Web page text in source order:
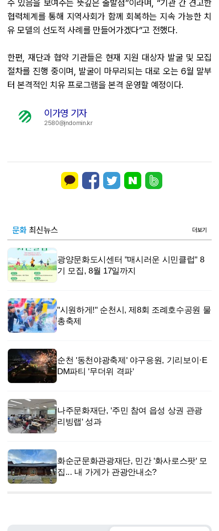
수 있음을 보여주는 뜻깊은 출발점”이라며, “기관 간 견고한
협력체계를 통해 지역사회가 함께 회복하는 지속 가능한 치
유 모델의 선도적 사례를 만들어가겠다”고 전했다.
한편, 재단과 협약 기관들은 현재 지원 대상자 발굴 및 모집
절차를 진행 중이며, 발굴이 마무리되는 대로 오는 6월 말부
터 본격적인 치유 프로그램을 본격 운영할 예정이다.
이가영 기자
2580@jndomin.kr
문화 최신뉴스 더보기
광양문화도시센터 "매시러운 시민클럽" 8
기 모집, 8월 17일까지
"시원하게!" 순천시, 제8회 조례호수공원 물
총축제
순천 '동천야광축제' 야구응원, 기리보이·E
DM파티 '무더위 격파'
나주문화재단, '주민 참여 읍성 상권 관광
리빙랩' 성과
화순군문화관광재단, 민간 '화사로스팟' 모
집... 내 가게가 관광안내소?